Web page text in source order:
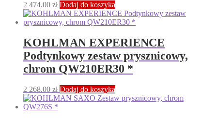
2 474.00 zł Dodaj do koszyka
KOHLMAN EXPERIENCE
Podtynkowy zestaw prysznicowy,
chrom QW210ER30 *
2 268.00 zł Dodaj do koszyka